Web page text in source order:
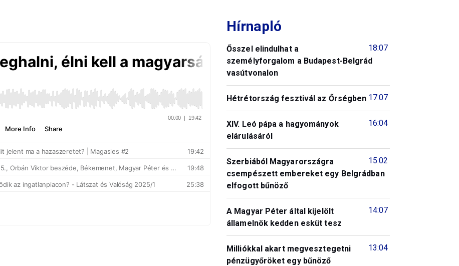
Hírnapló
18:07
Ősszel elindulhat a
személyforgalom a Budapest-Belgrád
vasútvonalon
17:07
Hétrétország fesztivál az Őrségben
16:04
XIV. Leó pápa a hagyományok
elárulásáról
15:02
Szerbiából Magyarországra
csempészett embereket egy Belgrádban
elfogott bűnöző
14:07
A Magyar Péter által kijelölt
államelnök kedden esküt tesz
13:04
Milliókkal akart megvesztegetni
pénzügyőröket egy bűnöző